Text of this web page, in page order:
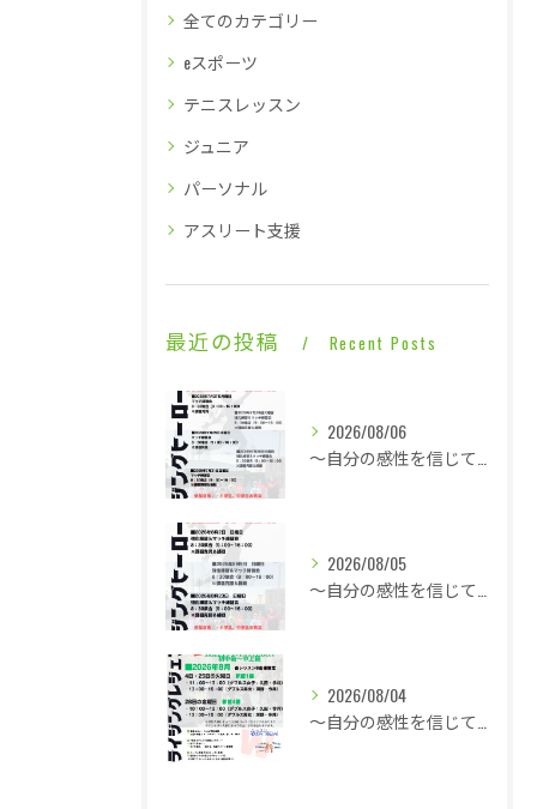
全てのカテゴリー
eスポーツ
テニスレッスン
ジュニア
パーソナル
アスリート支援
最近の投稿 Recent Posts
2026/08/06
～自分の感性を信じて言動し毎日1ミリ成長する～酷暑に身体は正直に反応で即就寝・・・
2026/08/05
～自分の感性を信じて言動し毎日1ミリ成長する～一日ゆっくり涼やかなライジングレジェンズ・・・
2026/08/04
～自分の感性を信じて言動し毎日1ミリ成長する～ひと悶着で言うべきことははっきりと・・・